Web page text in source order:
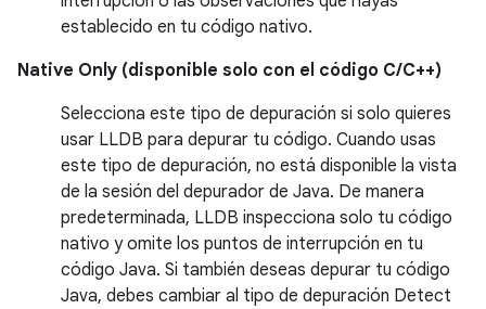
establecido en tu código nativo.
Native Only (disponible solo con el código C/C++)
Selecciona este tipo de depuración si solo quieres
usar LLDB para depurar tu código. Cuando usas
este tipo de depuración, no está disponible la vista
de la sesión del depurador de Java. De manera
predeterminada, LLDB inspecciona solo tu código
nativo y omite los puntos de interrupción en tu
código Java. Si también deseas depurar tu código
Java, debes cambiar al tipo de depuración Detect